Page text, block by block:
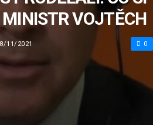
VOJTĚCH
11/2021 0